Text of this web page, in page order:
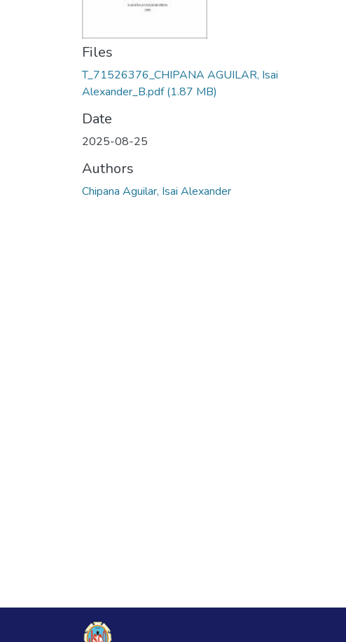
Files
T_71526376_CHIPANA AGUILAR, Isai
Alexander_B.pdf(1.87 MB)
Date
2025-08-25
Authors
Chipana Aguilar, Isai Alexander